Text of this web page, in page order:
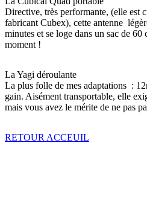
Directive, très performante, (elle est
fabricant Cubex), cette antenne
minutes et se loge dans un sac de
moment !
La Yagi déroulante
La plus folle de mes adaptations :
gain. Aisément transportable, elle
mais vous avez le mérite de ne pas
RETOURACCEUIL